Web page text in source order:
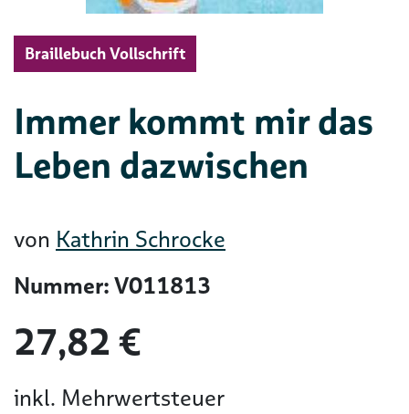
Braillebuch Vollschrift
Immer kommt mir das
Leben dazwischen
von Kathrin Schrocke
Nummer: V011813
27,82 €
inkl. Mehrwertsteuer